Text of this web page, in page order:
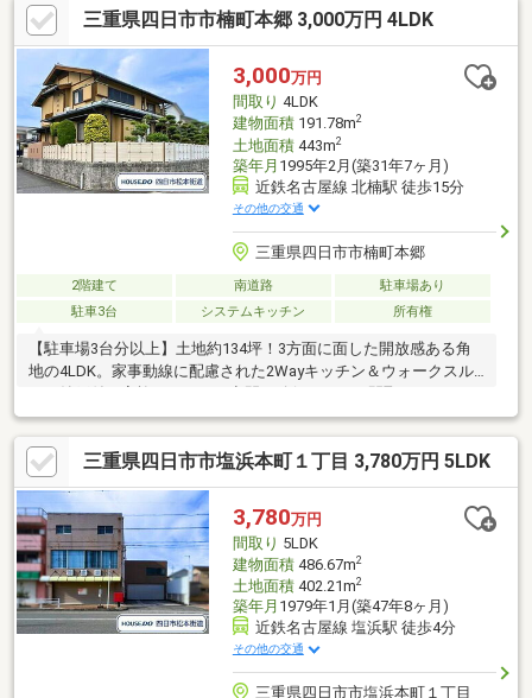
三重県四日市市楠町本郷 3,000万円 4LDK
3,000万円
間取り 4LDK
建物面積191.78m2
土地面積443m2
築年月 1995年2月(築31年7ヶ月)
近鉄名古屋線 北楠駅 徒歩15分
その他の交通
三重県四日市市楠町本郷
2階建て 南道路
駐車場あり
駐車3台
システムキッチン 所有権
【駐車場3台分以上】土地約134坪！3方面に面した開放感ある角
地の4LDK。家事動線に配慮された2Wayキッチン＆ウォークスル
三重県四日市市塩浜本町１丁目 3,780万円 5LDK
3,780万円
間取り 5LDK
建物面積486.67m2
土地面積402.21m2
築年月 1979年1月(築47年8ヶ月)
近鉄名古屋線 塩浜駅 徒歩4分
その他の交通
三重県四日市市塩浜本町１丁目